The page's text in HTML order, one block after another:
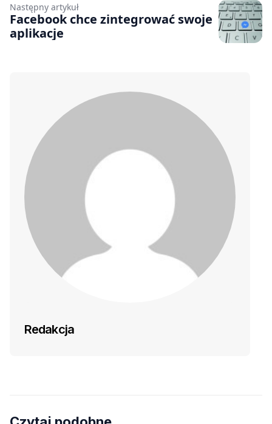
Następny artykuł
Facebook chce zintegrować swoje
aplikacje
Redakcja